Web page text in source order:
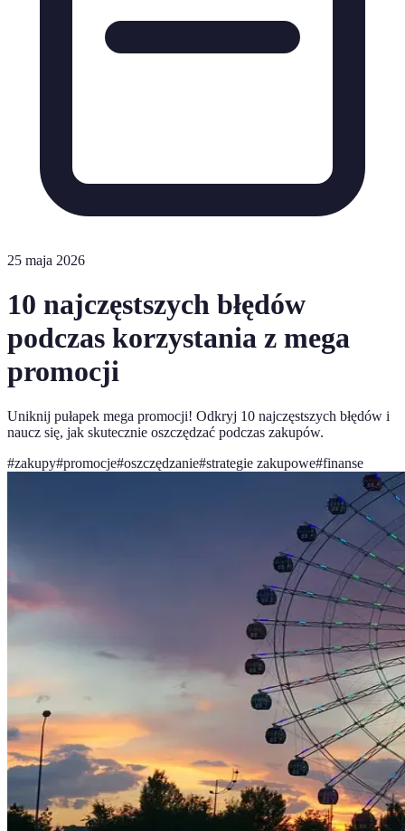
25 maja 2026
10 najczęstszych błędów
podczas korzystania z mega
promocji
Uniknij pułapek mega promocji! Odkryj 10 najczęstszych błędów i
naucz się, jak skutecznie oszczędzać podczas zakupów.
#zakupy#promocje#oszczędzanie#strategie zakupowe#finanse